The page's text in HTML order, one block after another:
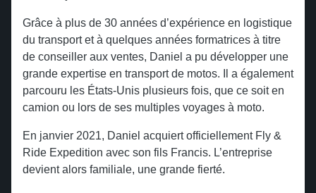
Grâce à plus de 30 années d’expérience en logistique
du transport et à quelques années formatrices à titre
de conseiller aux ventes, Daniel a pu développer une
grande expertise en transport de motos. Il a également
parcouru les États-Unis plusieurs fois, que ce soit en
camion ou lors de ses multiples voyages à moto.
En janvier 2021, Daniel acquiert officiellement Fly &
Ride Expedition avec son fils Francis. L’entreprise
devient alors familiale, une grande fierté.
canadiennes
Baja California : soleil, sable et liberté
Liberté boréale en Alaska
Revenir en arrière
Parc national de Zion
Tombstone
Monument Valley
Oatman